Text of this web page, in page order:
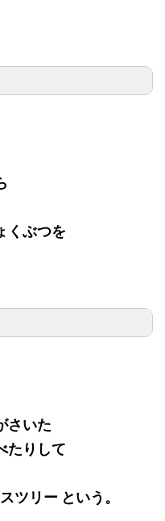
くぶつを
さいた
たりして
ツリー という。